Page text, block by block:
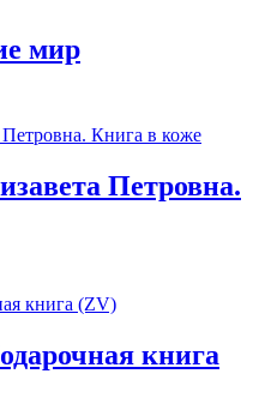
мир
Петровна.
книга